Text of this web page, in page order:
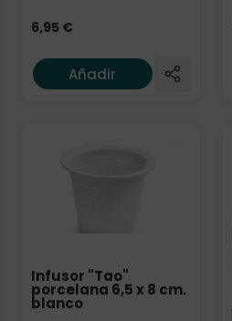
6,95 €
Añadir
Infusor "Tao"
porcelana 6,5 x 8 cm.
blanco